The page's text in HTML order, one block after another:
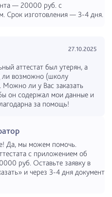
— 20000 руб. с
Срок изготовления — 3-4 дня.
27.10.2025
аттестат был утерян, а
ли возможно (школу
Можно ли у Вас заказать
он содержал мои данные и
за помощь!
Да, мы можем помочь.
с приложением об
руб. Оставьте заявку в
и через 3-4 дня документ